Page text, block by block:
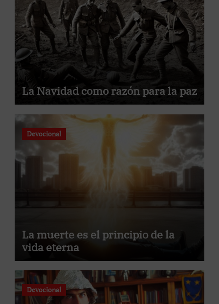
La Navidad como razón para la paz
Devocional
La muerte es el principio de la
vida eterna
Devocional